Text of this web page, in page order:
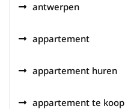
antwerpen
appartement
appartement huren
appartement te koop